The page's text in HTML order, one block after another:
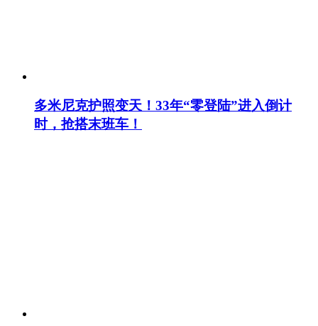
多米尼克护照变天！33年“零登陆”进入倒计
时，抢搭末班车！